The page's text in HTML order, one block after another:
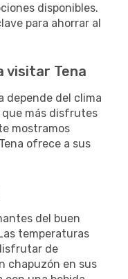
disponibles.
para ahorrar al
visitar Tena
depende del clima
que más disfrutes
mostramos
ofrece a sus
del buen
temperaturas
de
chapuzón en sus